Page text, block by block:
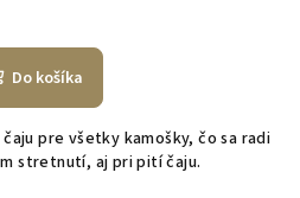
Do košíka
pre všetky kamošky, čo sa radi
stretnutí, aj pri pití čaju.